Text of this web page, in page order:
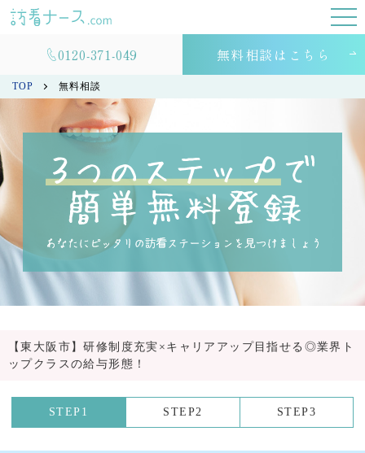
0120-371-049 無料相談はこちら
TOP 無料相談
【東大阪市】研修制度充実×キャリアアップ目指せる◎業界ト
ップクラスの給与形態！
STEP1 STEP2 STEP3